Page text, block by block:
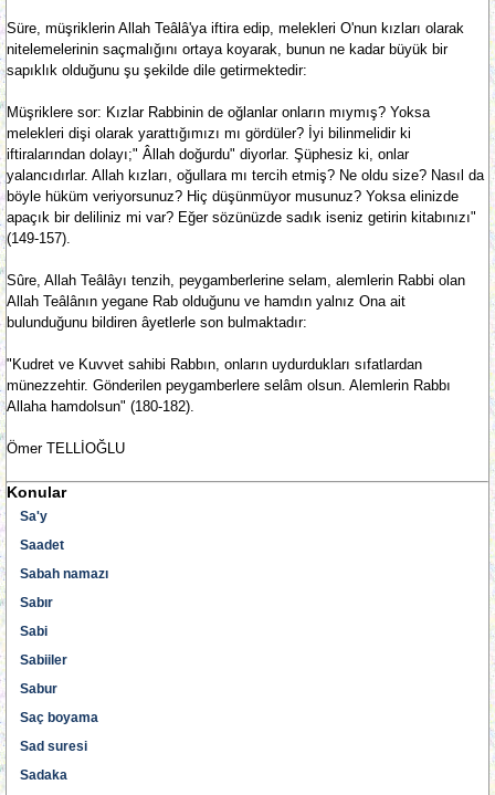
Süre, müşriklerin Allah Teâlâ'ya iftira edip, melekleri O'nun kızları olarak
nitelemelerinin saçmalığını ortaya koyarak, bunun ne kadar büyük bir
sapıklık olduğunu şu şekilde dile getirmektedir:
Müşriklere sor: Kızlar Rabbinin de oğlanlar onların mıymış? Yoksa
melekleri dişi olarak yarattığımızı mı gördüler? İyi bilinmelidir ki
iftiralarından dolayı;" Âllah doğurdu" diyorlar. Şüphesiz ki, onlar
yalancıdırlar. Allah kızları, oğullara mı tercih etmiş? Ne oldu size? Nasıl da
böyle hüküm veriyorsunuz? Hiç düşünmüyor musunuz? Yoksa elinizde
apaçık bir deliliniz mi var? Eğer sözünüzde sadık iseniz getirin kitabınızı"
(149-157).
Sûre, Allah Teâlâyı tenzih, peygamberlerine selam, alemlerin Rabbi olan
Allah Teâlânın yegane Rab olduğunu ve hamdın yalnız Ona ait
bulunduğunu bildiren âyetlerle son bulmaktadır:
"Kudret ve Kuvvet sahibi Rabbın, onların uydurdukları sıfatlardan
münezzehtir. Gönderilen peygamberlere selâm olsun. Alemlerin Rabbı
Allaha hamdolsun" (180-182).
Ömer TELLİOĞLU
Konular
Sa'y
Saadet
Sabah namazı
Sabır
Sabi
Sabiiler
Sabur
Saç boyama
Sad suresi
Sadaka